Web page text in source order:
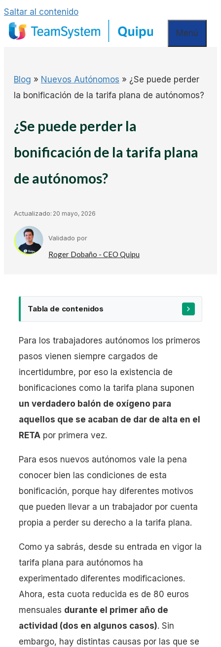
Saltar al contenido
Menú
Blog » Nuevos Autónomos » ¿Se puede perder
la bonificación de la tarifa plana de autónomos?
¿Se puede perder la
bonificación de la tarifa plana
de autónomos?
Actualizado: 20 mayo, 2026
Validado por
Roger Dobaño - CEO Quipu
Tabla de contenidos
Para los trabajadores autónomos los primeros
pasos vienen siempre cargados de
incertidumbre, por eso la existencia de
bonificaciones como la tarifa plana suponen
un verdadero balón de oxígeno para
aquellos que se acaban de dar de alta en el
RETA por primera vez.
Para esos nuevos autónomos vale la pena
conocer bien las condiciones de esta
bonificación, porque hay diferentes motivos
que pueden llevar a un trabajador por cuenta
propia a perder su derecho a la tarifa plana.
Como ya sabrás, desde su entrada en vigor la
tarifa plana para autónomos ha
experimentado diferentes modificaciones.
Ahora, esta cuota reducida es de 80 euros
mensuales durante el primer año de
actividad (dos en algunos casos). Sin
embargo, hay distintas causas por las que se